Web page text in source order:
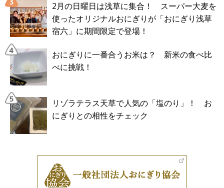
2月の日曜日は浅草に集合！ スーパー大麦を
使ったオリジナルおにぎりが「おにぎり浅草
宿六」に期間限定で登場！
おにぎりに一番合うお米は？ 新米の食べ比
べに挑戦！
リゾラテラス天草で人気の「塩のり」！ お
にぎりとの相性をチェック